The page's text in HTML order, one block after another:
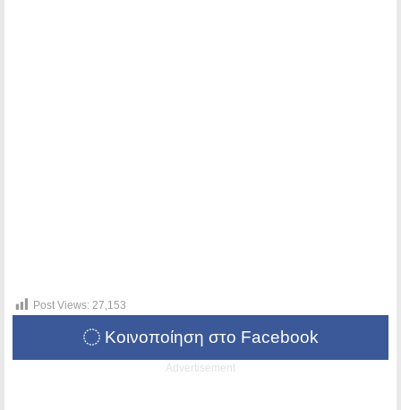
Post Views: 27,153
Κοινοποίηση στο Facebook
Advertisement